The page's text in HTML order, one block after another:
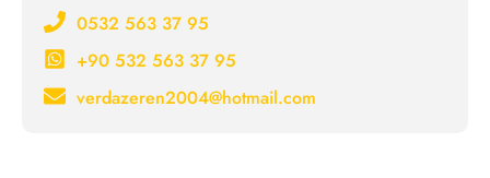
0532 563 37 95
+90 532 563 37 95
verdazeren2004@hotmail.com